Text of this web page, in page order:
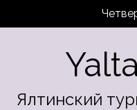
Ялтинский